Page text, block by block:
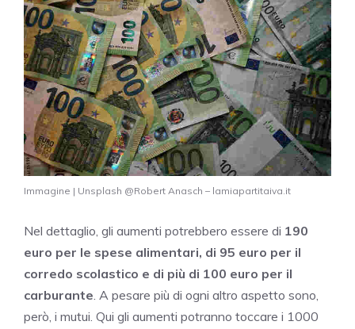
Immagine | Unsplash @Robert Anasch – lamiapartitaiva.it
Nel dettaglio, gli aumenti potrebbero essere di 190
euro per le spese alimentari, di 95 euro per il
corredo scolastico e di più di 100 euro per il
carburante. A pesare più di ogni altro aspetto sono,
però, i mutui. Qui gli aumenti potranno toccare i 1000